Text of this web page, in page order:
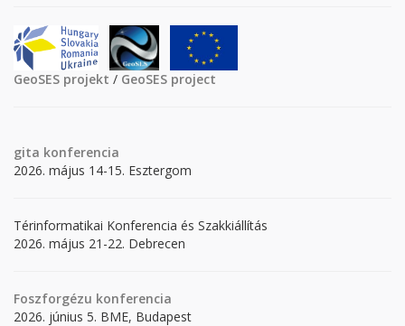
GeoSES projekt / GeoSES project
gita konferencia
2026. május 14-15. Esztergom
Térinformatikai Konferencia és Szakkiállítás
2026. május 21-22. Debrecen
Foszforgézu konferencia
2026. június 5. BME, Budapest